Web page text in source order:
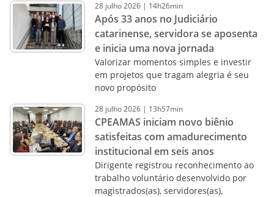
28 julho2026 | 14h26min
Após 33 anos no Judiciário
catarinense, servidora se aposenta
e inicia uma nova jornada
Valorizar momentos simples e investir
em projetos que tragam alegria é seu
novo propósito
28 julho2026 | 13h57min
CPEAMAS iniciam novo biênio
satisfeitas com amadurecimento
institucional em seis anos
Dirigente registrou reconhecimento ao
trabalho voluntário desenvolvido por
magistrados(as), servidores(as),